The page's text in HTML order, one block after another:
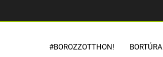
#BOROZZOTTHON! BORTÚRA